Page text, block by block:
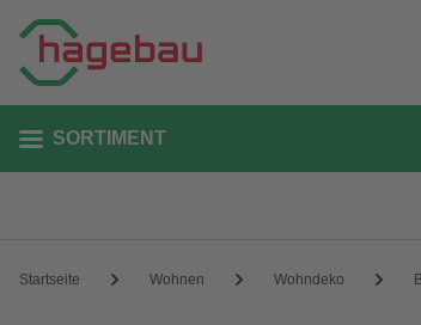
SORTIMENT
Startseite Wohnen Wohndeko